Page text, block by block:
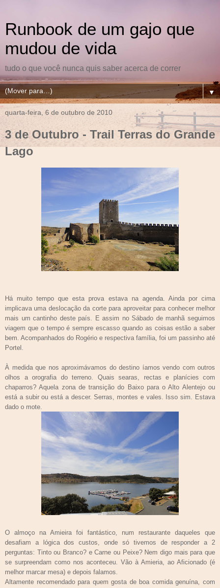
Runbook de um gajo que
mudou de vida
tudo o que você nunca quis saber acerca de correr
▼
quarta-feira, 6 de outubro de 2010
3 de Outubro - Trail Terras do Grande
Lago
Há muito tempo que esta prova estava na agenda. Ainda por cima
implicava uma deslocação da corte para aproveitar para conhecer melhor
mais um cantinho deste país. E assim no Sábado de manhã seguimos
viagem que o tempo é sempre escasso quando as coisas estão a saber
bem. Acompanhados do Rogério e respectiva família, foi um passinho até
Portel.
À medida que nos aproximávamos do destino íamos vendo com outros
olhos a orografia do terreno. Quais searas, rectas e planícies com
chaparros? Aquela zona de transição do Baixo para o Alto Alentejo ou
está a subir ou está a descer. Serras, montes e vales. Isso sim. Estava
dado o mote.
O almoço na Amieira foi fantástico, num restaurante daqueles que
desafiam a lógica dos custos, onde só tivemos de responder a 2
perguntas: Tinto ou Branco? e Carne ou Peixe? Nem digo mais para que
se surpreendam como nos aconteceu. Vão à Amieria, ao Aficionado (é
melhor marcar mesa) e depois falamos.
Altamente recomendado para quem gosta de boa comida genuína, com